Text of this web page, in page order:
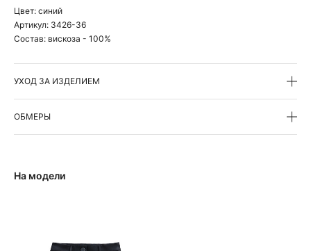
Цвет: синий
Артикул: 3426-36
Состав: вискоза - 100%
УХОД ЗА ИЗДЕЛИЕМ
ОБМЕРЫ
На модели